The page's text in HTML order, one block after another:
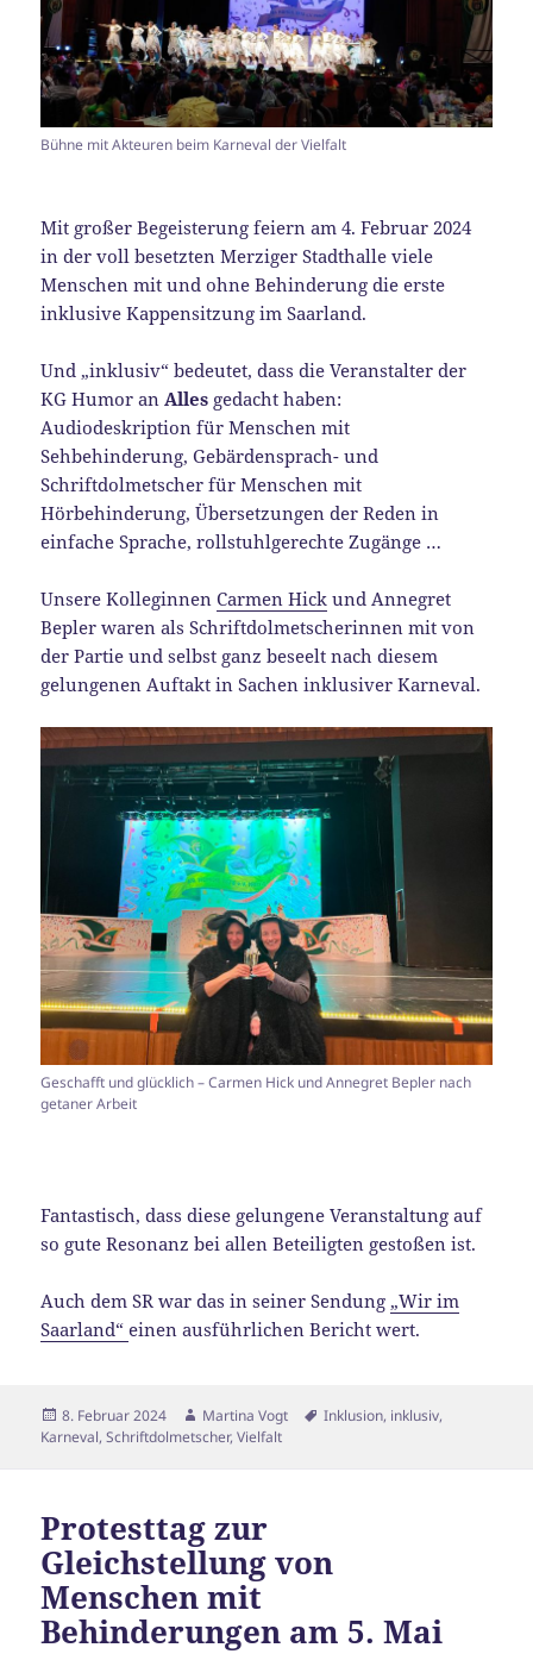
Bühne mit Akteuren beim Karneval der Vielfalt
Mit großer Begeisterung feiern am 4. Februar 2024
in der voll besetzten Merziger Stadthalle viele
Menschen mit und ohne Behinderung die erste
inklusive Kappensitzung im Saarland.
Und „inklusiv“ bedeutet, dass die Veranstalter der
KG Humor an Alles gedacht haben:
Audiodeskription für Menschen mit
Sehbehinderung, Gebärdensprach- und
Schriftdolmetscher für Menschen mit
Hörbehinderung, Übersetzungen der Reden in
einfache Sprache, rollstuhlgerechte Zugänge …
Unsere KolleginnenCarmen Hick und Annegret
Bepler waren als Schriftdolmetscherinnen mit von
der Partie und selbst ganz beseelt nach diesem
gelungenen Auftakt in Sachen inklusiver Karneval.
Geschafft und glücklich – Carmen Hick und Annegret Bepler nach
getaner Arbeit
Fantastisch, dass diese gelungene Veranstaltung auf
so gute Resonanz bei allen Beteiligten gestoßen ist.
Auch dem SR war das in seiner Sendung„Wir im
Saarland“einen ausführlichen Bericht wert.
Veröffentlicht
am
8. Februar 2024 Autor
Martina Vogt Schlagwörter
Inklusion, inklusiv,
Karneval,Schriftdolmetscher,Vielfalt
Protesttag zur
Gleichstellung von
Menschen mit
Behinderungen am 5. Mai